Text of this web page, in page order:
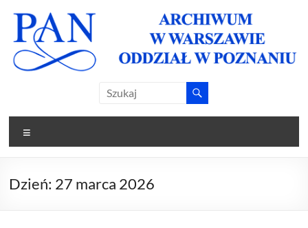
content
Archiwum
PAN
Oddział w
Poznaniu
Oddział w
Dzień: 27 marca 2026